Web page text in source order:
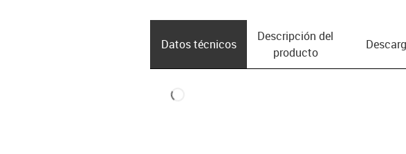
Datos técnicos
Descripción del
producto